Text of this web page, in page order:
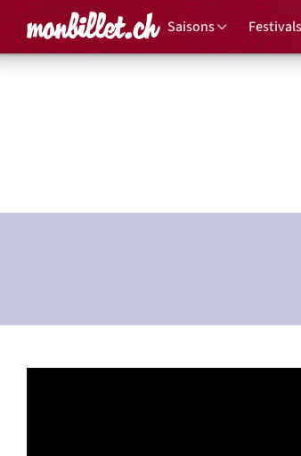
Accueil Saisons